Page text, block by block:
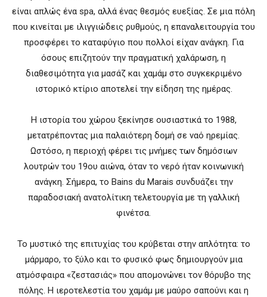
είναι απλώς ένα spa, αλλά ένας θεσμός ευεξίας. Σε μια πόλη
που κινείται με ιλιγγιώδεις ρυθμούς, η επαναλειτουργία του
προσφέρει το καταφύγιο που πολλοί είχαν ανάγκη. Για
όσους επιζητούν την πραγματική χαλάρωση, η
διαθεσιμότητα για μασάζ και χαμάμ στο συγκεκριμένο
ιστορικό κτίριο αποτελεί την είδηση της ημέρας.
Η ιστορία του χώρου ξεκίνησε ουσιαστικά το 1988,
μετατρέποντας μια παλαιότερη δομή σε ναό ηρεμίας.
Ωστόσο, η περιοχή φέρει τις μνήμες των δημόσιων
λουτρών του 19ου αιώνα, όταν το νερό ήταν κοινωνική
ανάγκη. Σήμερα, το Bains du Marais συνδυάζει την
παραδοσιακή ανατολίτικη τελετουργία με τη γαλλική
φινέτσα.
Το μυστικό της επιτυχίας του κρύβεται στην απλότητα: το
μάρμαρο, το ξύλο και το φυσικό φως δημιουργούν μια
ατμόσφαιρα «ζεστασιάς» που απομονώνει τον θόρυβο της
πόλης. Η ιεροτελεστία του χαμάμ με μαύρο σαπούνι και η